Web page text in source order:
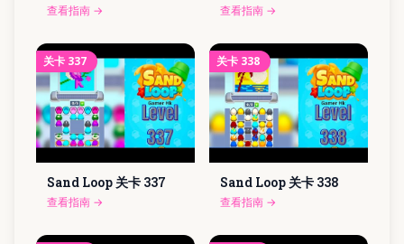
查看指南 → 查看指南 →
关卡 337
Sand Loop 关卡 337
查看指南 →
关卡 338
Sand Loop 关卡 338
查看指南 →